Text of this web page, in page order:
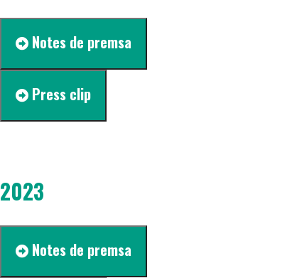
Notes de premsa
Press clip
2023
Notes de premsa